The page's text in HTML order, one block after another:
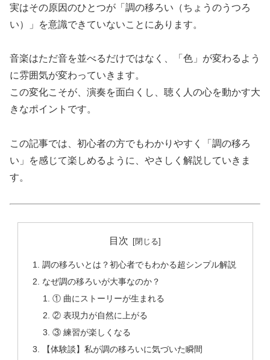
実はその原因のひとつが「調の移ろい（ちょうのうつろ
い）」を意識できていないことにあります。
音楽はただ音を並べるだけではなく、「色」が変わるよう
に雰囲気が変わっていきます。
この変化こそが、演奏を面白くし、聴く人の心を動かす大
きなポイントです。
この記事では、初心者の方でもわかりやすく「調の移ろ
い」を感じて楽しめるように、やさしく解説していきま
す。
目次
調の移ろいとは？初心者でもわかる超シンプル解説
なぜ調の移ろいが大事なのか？
① 曲にストーリーが生まれる
② 表現力が自然に上がる
③ 練習が楽しくなる
【体験談】私が調の移ろいに気づいた瞬間